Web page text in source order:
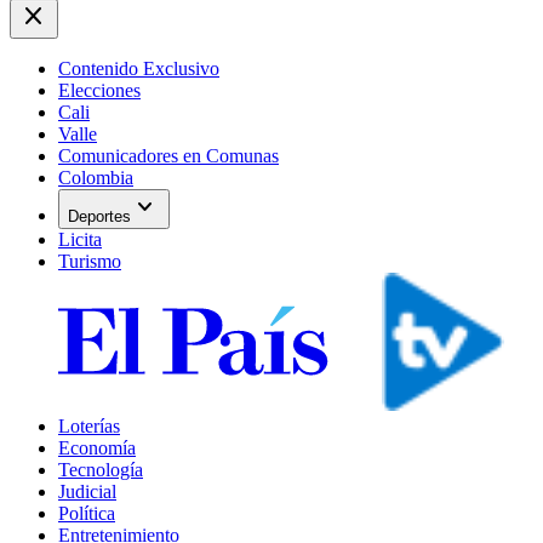
close
Contenido Exclusivo
Elecciones
Cali
Valle
Comunicadores en Comunas
Colombia
Deportes expand_more
Licita
Turismo
Loterías
Economía
Tecnología
Judicial
Política
Entretenimiento